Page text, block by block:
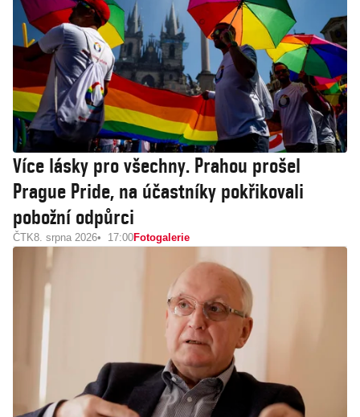
Více lásky pro všechny. Prahou prošel
Prague Pride, na účastníky pokřikovali
pobožní odpůrci
ČTK8. srpna 2026 17:00Fotogalerie